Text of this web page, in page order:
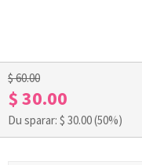
$ 60.00
$ 30.00
Du sparar: $ 30.00(50%)